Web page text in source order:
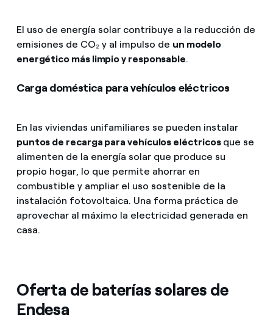
El uso de energía solar contribuye a la reducción de
emisiones de CO₂ y al impulso de un modelo
energético más limpio y responsable.
Carga doméstica para vehículos eléctricos
En las viviendas unifamiliares se pueden instalar
puntos de recarga para vehículos eléctricosque se
alimenten de la energía solar que produce su
propio hogar, lo que permite ahorrar en
combustible y ampliar el uso sostenible de la
instalación fotovoltaica. Una forma práctica de
aprovechar al máximo la electricidad generada en
casa.
Oferta de baterías solares de
Endesa